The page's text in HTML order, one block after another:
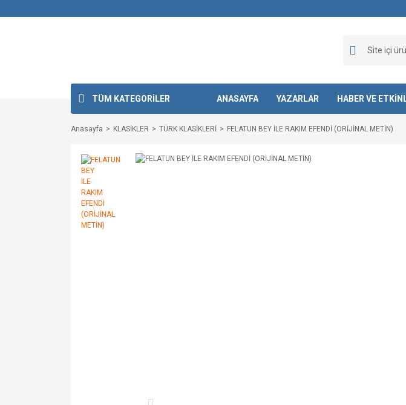
TÜM KATEGORİLER ANASAYFA YAZARLAR HABER VE
Anasayfa KLASİKLER TÜRK KLASİKLERİ FELATUN BEY İLE RAKIM EFENDİ (ORİJİNAL METİN)